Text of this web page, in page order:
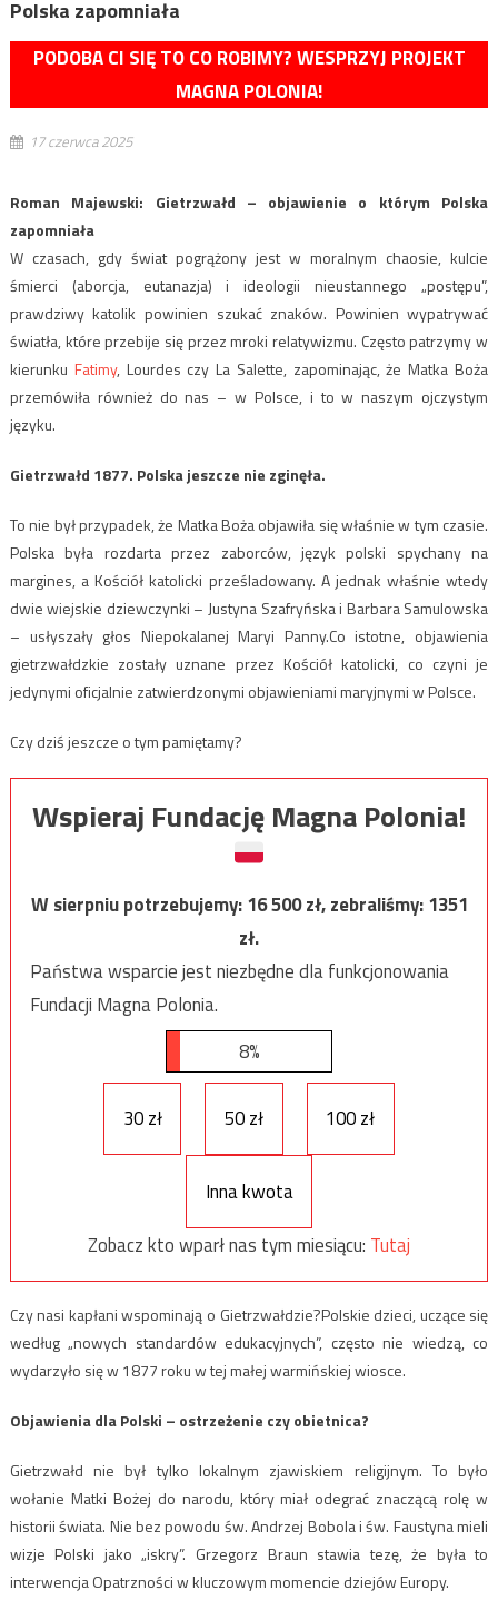
Polska zapomniała
PODOBA CI SIĘ TO CO ROBIMY? WESPRZYJ PROJEKT
MAGNA POLONIA!
17 czerwca 2025
Roman Majewski: Gietrzwałd – objawienie o którym Polska
zapomniała
W czasach, gdy świat pogrążony jest w moralnym chaosie, kulcie
śmierci (aborcja, eutanazja) i ideologii nieustannego „postępu”,
prawdziwy katolik powinien szukać znaków. Powinien wypatrywać
światła, które przebije się przez mroki relatywizmu. Często patrzymy w
kierunku Fatimy, Lourdes czy La Salette, zapominając, że Matka Boża
przemówiła również do nas – w Polsce, i to w naszym ojczystym
języku.
Gietrzwałd 1877. Polska jeszcze nie zginęła.
To nie był przypadek, że Matka Boża objawiła się właśnie w tym czasie.
Polska była rozdarta przez zaborców, język polski spychany na
margines, a Kościół katolicki prześladowany. A jednak właśnie wtedy
dwie wiejskie dziewczynki – Justyna Szafryńska i Barbara Samulowska
– usłyszały głos Niepokalanej Maryi Panny.Co istotne, objawienia
gietrzwałdzkie zostały uznane przez Kościół katolicki, co czyni je
jedynymi oficjalnie zatwierdzonymi objawieniami maryjnymi w Polsce.
Czy dziś jeszcze o tym pamiętamy?
Wspieraj Fundację Magna Polonia!
W sierpniu potrzebujemy:16 500zł, zebraliśmy:1351
zł.
Państwa wsparcie jest niezbędne dla funkcjonowania
Fundacji Magna Polonia.
8%
30 zł 50 zł 100 zł
Inna kwota
Zobacz kto wparł nas tym miesiącu: Tutaj
Czy nasi kapłani wspominają o Gietrzwałdzie?Polskie dzieci, uczące się
według „nowych standardów edukacyjnych”, często nie wiedzą, co
wydarzyło się w 1877 roku w tej małej warmińskiej wiosce.
Objawienia dla Polski – ostrzeżenie czy obietnica?
Gietrzwałd nie był tylko lokalnym zjawiskiem religijnym. To było
wołanie Matki Bożej do narodu, który miał odegrać znaczącą rolę w
historii świata. Nie bez powodu św. Andrzej Bobola i św. Faustyna mieli
wizje Polski jako „iskry”. Grzegorz Braun stawia tezę, że była to
interwencja Opatrzności w kluczowym momencie dziejów Europy.